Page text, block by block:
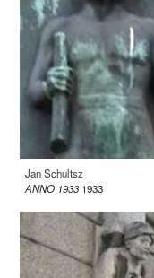
Jan Schultsz
ANNO 1933 1933